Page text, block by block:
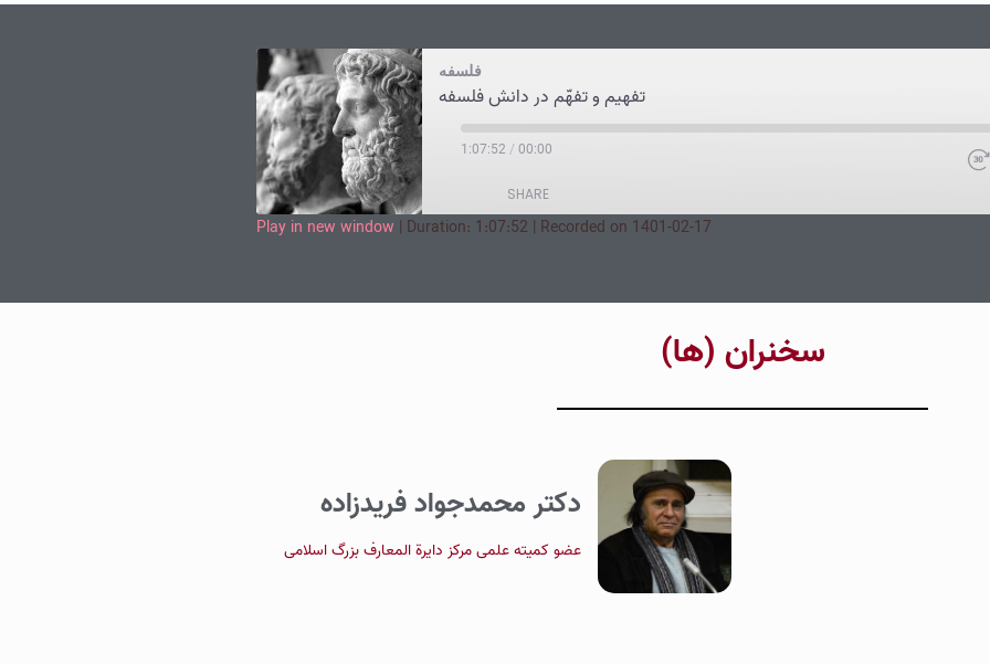
فلسفه
تفهیم و تفهّم در دانش فلسفه
00:00
/
1:07:52
SHARE
LINK
Play in new window | Duration: 1:07:52 | Recorded on 1401-02-17
‌سخنران (ها‌)
دکتر محمدجواد فریدزاده
عضو کمیته علمی مرکز دایرة المعارف بزرگ اسلامی